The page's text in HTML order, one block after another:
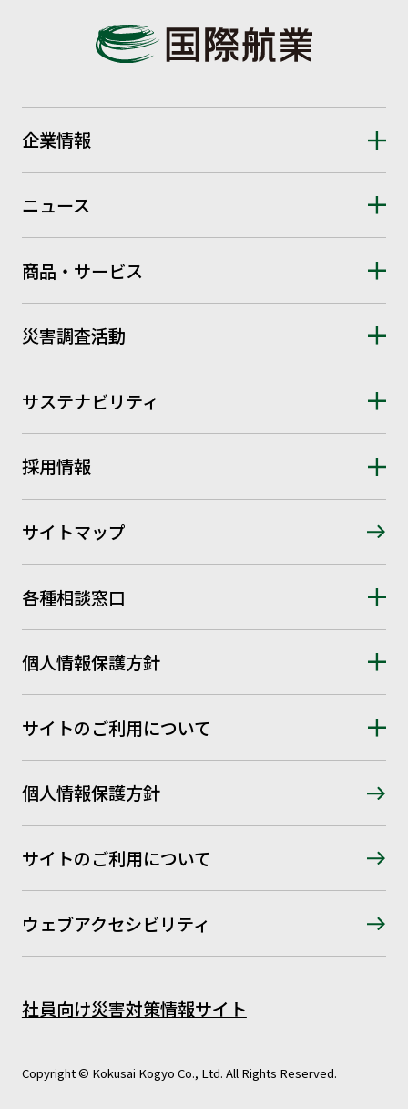
企業情報
ニュース
商品・サービス
災害調査活動
サステナビリティ
採用情報
サイトマップ
各種相談窓口
個人情報保護方針
サイトのご利用について
個人情報保護方針
サイトのご利用について
ウェブアクセシビリティ
Copyright © Kokusai Kogyo Co., Ltd. All Rights Reserved.
社員向け災害対策情報サイト